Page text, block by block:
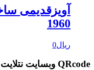
آویزقدیمی
1960
ریال0
QRcode وبسایت نتلایت